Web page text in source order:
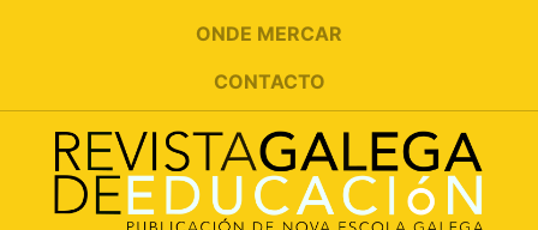
ONDE MERCAR
CONTACTO